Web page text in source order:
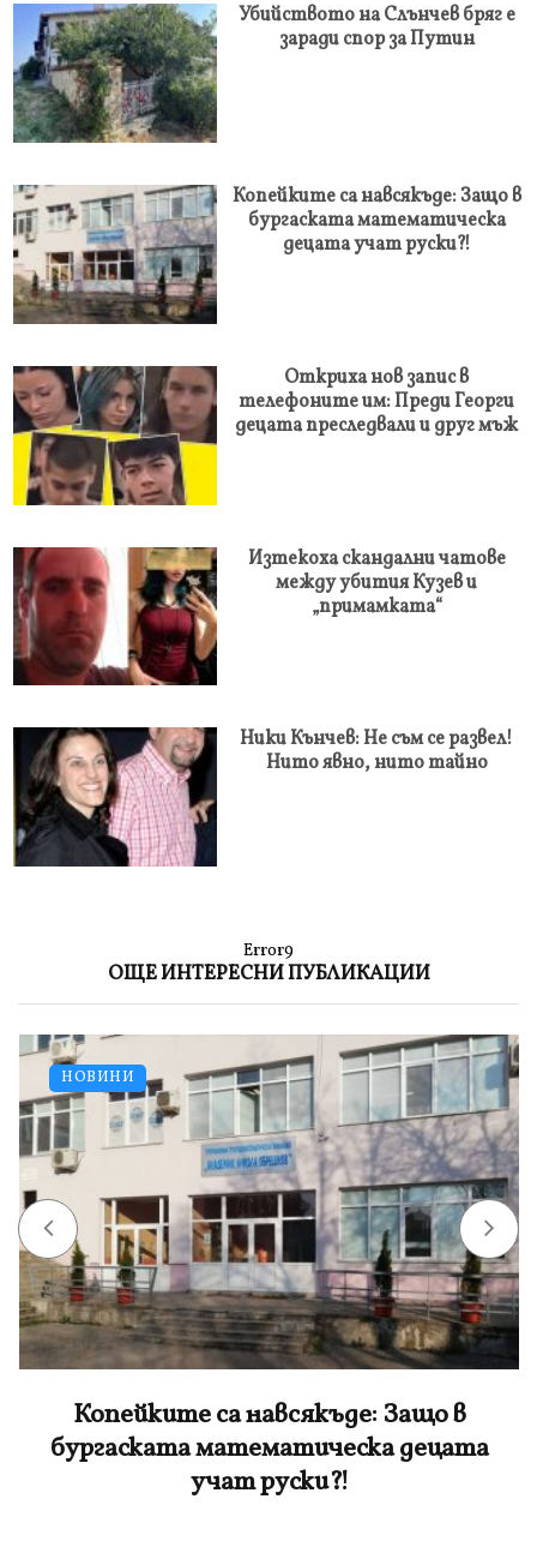
Убийството на Слънчев бряг е
заради спор за Путин
Копейките са навсякъде: Защо в
бургаската математическа
децата учат руски?!
Откриха нов запис в
телефоните им: Преди Георги
децата преследвали и друг мъж
Изтекоха скандални чатове
между убития Кузев и
„примамката“
Ники Кънчев: Не съм се развел!
Нито явно, нито тайно
Error9
ОЩЕ ИНТЕРЕСНИ ПУБЛИКАЦИИ
НОВИНИ
Копейките са навсякъде: Защо в
бургаската математическа децата
учат руски?!